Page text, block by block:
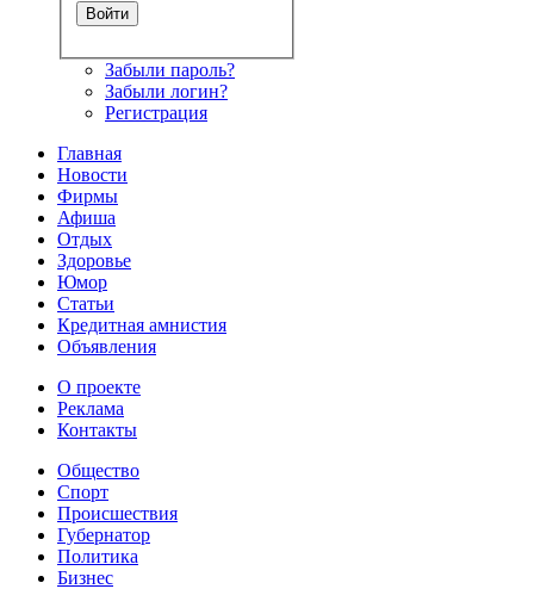
Забыли пароль?
Забыли логин?
Регистрация
Главная
Новости
Фирмы
Афиша
Отдых
Здоровье
Юмор
Статьи
Кредитная амнистия
Объявления
О проекте
Реклама
Контакты
Общество
Спорт
Происшествия
Губернатор
Политика
Бизнес